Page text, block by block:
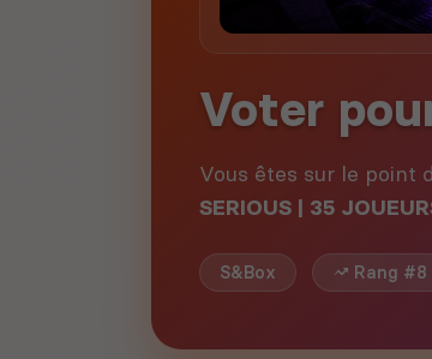
Voter
Vous êtes sur le point
SERIOUS | 35
S&Box Rang #8